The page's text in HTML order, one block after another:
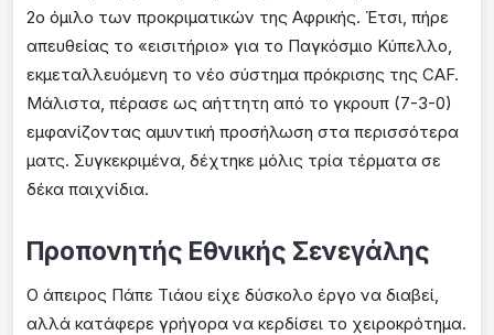
2ο όμιλο των προκριματικών της Αφρικής. Έτσι, πήρε
απευθείας το «εισιτήριο» για το Παγκόσμιο Κύπελλο,
εκμεταλλευόμενη το νέο σύστημα πρόκρισης της CAF.
Μάλιστα, πέρασε ως αήττητη από το γκρουπ (7-3-0)
εμφανίζοντας αμυντική προσήλωση στα περισσότερα
ματς. Συγκεκριμένα, δέχτηκε μόλις τρία τέρματα σε
δέκα παιχνίδια.
Προπονητής Εθνικής Σενεγάλης
Ο άπειρος Πάπε Τιάου είχε δύσκολο έργο να διαβεί,
αλλά κατάφερε γρήγορα να κερδίσει το χειροκρότημα.